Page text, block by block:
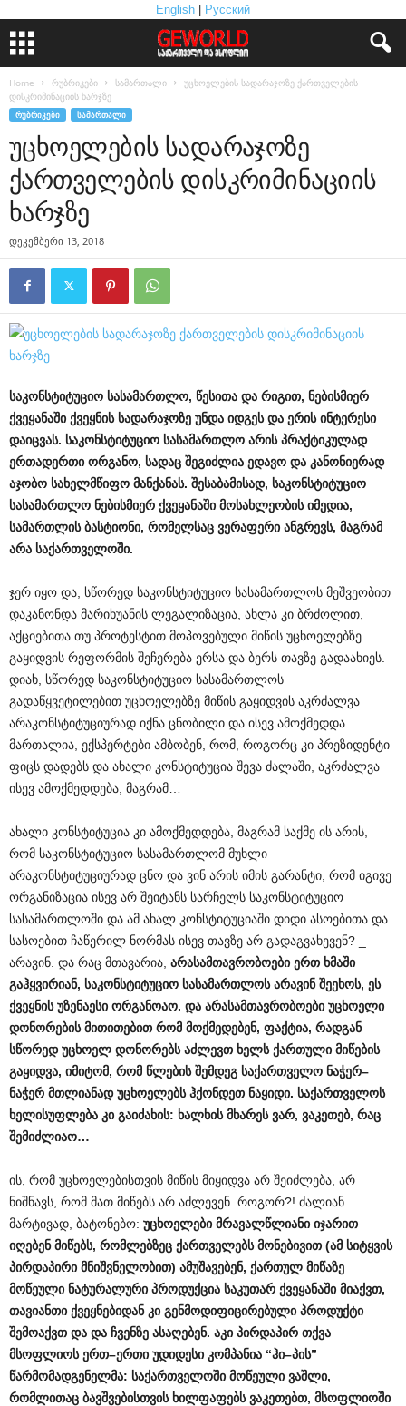
English Русский
Home რუბრიკები სამართალი
უცხოელების სადარაჯოზე ქართველების
დისკრიმინაციის ხარჯზე
ᲠᲣᲑᲠᲘᲙᲔᲑᲘ ᲡᲐᲛᲐᲠᲗᲐᲚᲘ
უცხოელების სადარაჯოზე
ქართველების დისკრიმინაციის
ხარჯზე
დეკემბერი 13, 2018
საკონსტიტუციო სასამართლო, წესითა და რიგით, ნებისმიერ
ქვეყანაში ქვეყნის სადარაჯოზე უნდა იდგეს და ერის ინტერესი
დაიცვას. საკონსტიტუციო სასამართლო არის პრაქტიკულად
ერთადერთი ორგანო, სადაც შეგიძლია ედავო და კანონიერად
აჯობო სახელმწიფო მანქანას. შესაბამისად, საკონსტიტუციო
სასამართლო ნებისმიერ ქვეყანაში მოსახლეობის იმედია,
სამართლის ბასტიონი, რომელსაც ვერაფერი ანგრევს, მაგრამ
არა საქართველოში.
ჯერ იყო და, სწორედ საკონსტიტუციო სასამართლოს მეშვეობით
დაკანონდა მარიხუანის ლეგალიზაცია, ახლა კი ბრძოლით,
აქციებითა თუ პროტესტით მოპოვებული მიწის უცხოელებზე
გაყიდვის რეფორმის შეჩერება ერსა და ბერს თავზე გადაახიეს.
დიახ, სწორედ საკონსტიტუციო სასამართლოს
გადაწყვეტილებით უცხოელებზე მიწის გაყიდვის აკრძალვა
არაკონსტიტუციურად იქნა ცნობილი და ისევ ამოქმედდა.
მართალია, ექსპერტები ამბობენ, რომ, როგორც კი პრეზიდენტი
ფიცს დადებს და ახალი კონსტიტუცია შევა ძალაში, აკრძალვა
ისევ ამოქმედდება, მაგრამ…
ახალი კონსტიტუცია კი ამოქმედდება, მაგრამ საქმე ის არის,
რომ საკონსტიტუციო სასამართლომ მუხლი
არაკონსტიტუციურად ცნო და ვინ არის იმის გარანტი, რომ იგივე
ორგანიზაცია ისევ არ შეიტანს სარჩელს საკონსტიტუციო
სასამართლოში და ამ ახალ კონსტიტუციაში დიდი ასოებითა და
სასოებით ჩაწერილ ნორმას ისევ თავზე არ გადაგვახევენ? _
არავინ. და რაც მთავარია, არასამთავრობოები ერთ ხმაში
გაჰყვირიან, საკონსტიტუციო სასამართლოს არავინ შეეხოს, ეს
ქვეყნის უზენაესი ორგანოაო. და არასამთავრობოები უცხოელი
დონორების მითითებით რომ მოქმედებენ, ფაქტია, რადგან
სწორედ უცხოელ დონორებს აძლევთ ხელს ქართული მიწების
გაყიდვა, იმიტომ, რომ წლების შემდეგ საქართველო ნაჭერ–
ნაჭერ მთლიანად უცხოელებს ჰქონდეთ ნაყიდი. საქართველოს
ხელისუფლება კი გაიძახის: ხალხის მხარეს ვარ, ვაკეთებ, რაც
შემიძლიაო…
ის, რომ უცხოელებისთვის მიწის მიყიდვა არ შეიძლება, არ
ნიშნავს, რომ მათ მიწებს არ აძლევენ. როგორ?! ძალიან
მარტივად, ბატონებო: უცხოელები მრავალწლიანი იჯარით
იღებენ მიწებს, რომლებზეც ქართველებს მონებივით (ამ სიტყვის
პირდაპირი მნიშვნელობით) ამუშავებენ, ქართულ მიწაზე
მოწეული ნატურალური პროდუქცია საკუთარ ქვეყანაში მიაქვთ,
თავიანთი ქვეყნებიდან კი გენმოდიფიცირებული პროდუქტი
შემოაქვთ და და ჩვენზე ასაღებენ. აკი პირდაპირ თქვა
მსოფლიოს ერთ–ერთი უდიდესი კომპანია “ჰი–პის”
წარმომადგენელმა: საქართველოში მოწეული ვაშლი,
რომლითაც ბავშვებისთვის ხილფაფებს ვაკეთებთ, მსოფლიოში